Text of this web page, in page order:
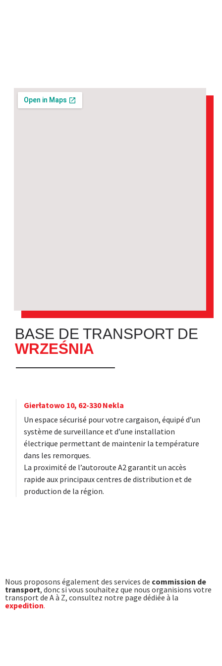
BASE DE TRANSPORT DE
WRZEŚNIA
Gierłatowo 10, 62-330 Nekla
Un espace sécurisé pour votre cargaison, équipé d’un
système de surveillance et d’une installation
électrique permettant de maintenir la température
dans les remorques.
La proximité de l’autoroute A2 garantit un accès
rapide aux principaux centres de distribution et de
production de la région.
Nous proposons également des services de commission de
transport, donc si vous souhaitez que nous organisions votre
transport de A à Z, consultez notre page dédiée à la
expedition.